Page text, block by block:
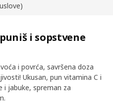
i sopstvene
i povrća, savršena doza
Ukusan, pun vitamina C i
i jabuke, spreman za